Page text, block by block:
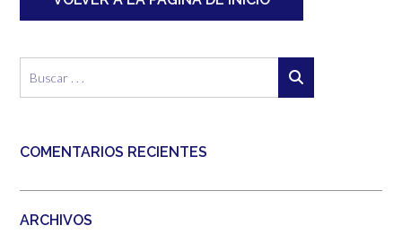
COMENTARIOS RECIENTES
ARCHIVOS